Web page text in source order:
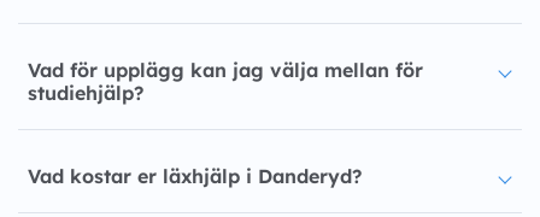
Vad för upplägg kan jag välja mellan för
studiehjälp?
Vad kostar er läxhjälp i Danderyd?